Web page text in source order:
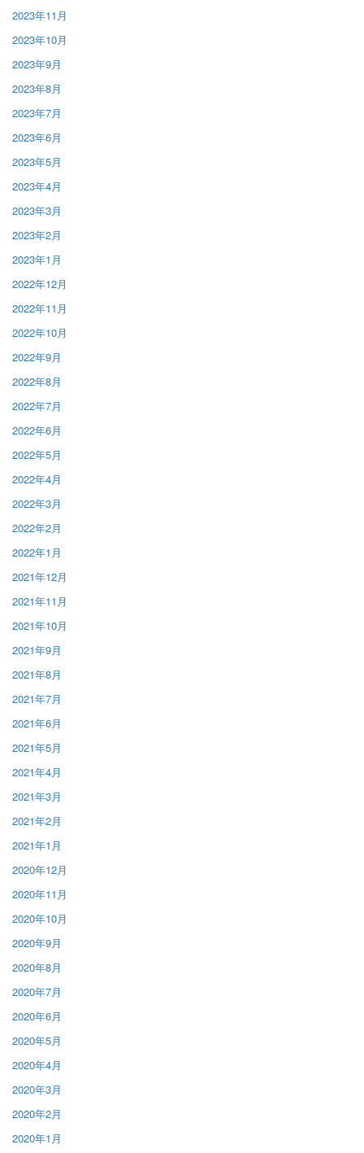
2023年11月
2023年10月
2023年9月
2023年8月
2023年7月
2023年6月
2023年5月
2023年4月
2023年3月
2023年2月
2023年1月
2022年12月
2022年11月
2022年10月
2022年9月
2022年8月
2022年7月
2022年6月
2022年5月
2022年4月
2022年3月
2022年2月
2022年1月
2021年12月
2021年11月
2021年10月
2021年9月
2021年8月
2021年7月
2021年6月
2021年5月
2021年4月
2021年3月
2021年2月
2021年1月
2020年12月
2020年11月
2020年10月
2020年9月
2020年8月
2020年7月
2020年6月
2020年5月
2020年4月
2020年3月
2020年2月
2020年1月